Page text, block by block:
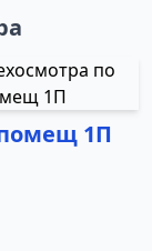
1П